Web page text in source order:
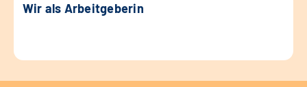
Wir als Arbeitgeberin